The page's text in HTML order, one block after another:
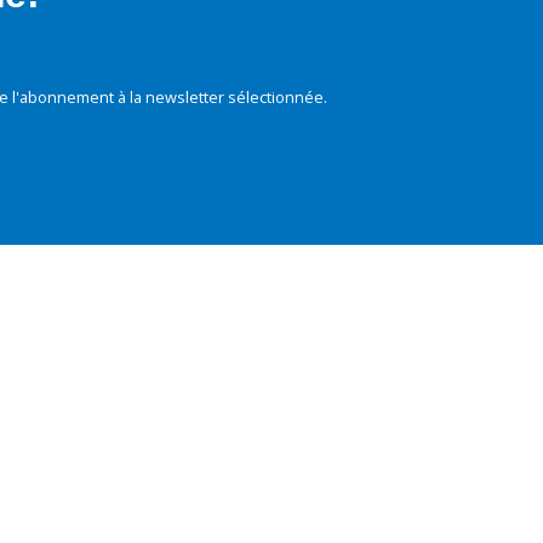
à la newsletter sélectionnée.